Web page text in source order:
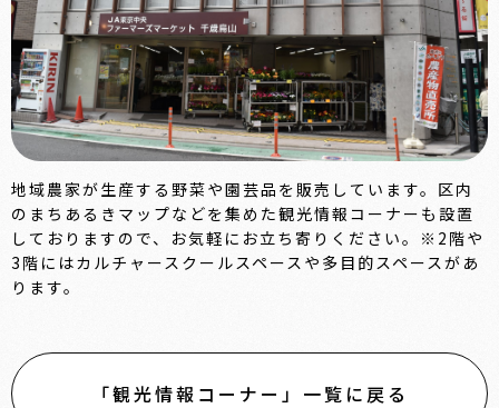
地域農家が生産する野菜や園芸品を販売しています。区内
のまちあるきマップなどを集めた観光情報コーナーも設置
しておりますので、お気軽にお立ち寄りください。※2階や
3階にはカルチャースクールスペースや多目的スペースがあ
ります。
「観光情報コーナー」一覧に戻る